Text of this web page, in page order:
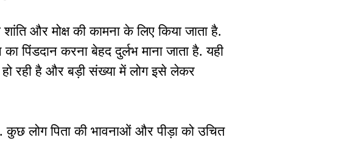
और मोक्ष की कामना के लिए किया जाता है.
पिंडदान करना बेहद दुर्लभ माना जाता है. यही
हो रही है और बड़ी संख्या में लोग इसे लेकर
कुछ लोग पिता की भावनाओं और पीड़ा को उचित